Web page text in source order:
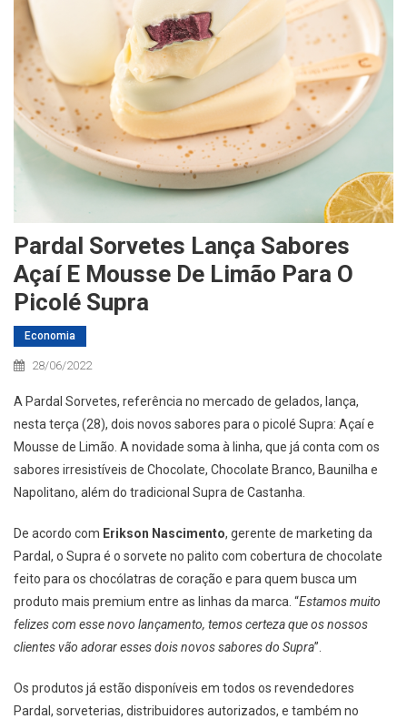
Pardal Sorvetes Lança Sabores
Açaí E Mousse De Limão Para O
Picolé Supra
Economia
28/06/2022
A Pardal Sorvetes, referência no mercado de gelados, lança,
nesta terça (28), dois novos sabores para o picolé Supra: Açaí e
Mousse de Limão. A novidade soma à linha, que já conta com os
sabores irresistíveis de Chocolate, Chocolate Branco, Baunilha e
Napolitano, além do tradicional Supra de Castanha.
De acordo com Erikson Nascimento, gerente de marketing da
Pardal, o Supra é o sorvete no palito com cobertura de chocolate
feito para os chocólatras de coração e para quem busca um
produto mais premium entre as linhas da marca. “Estamos muito
felizes com esse novo lançamento, temos certeza que os nossos
clientes vão adorar esses dois novos sabores do Supra”.
Os produtos já estão disponíveis em todos os revendedores
Pardal, sorveterias, distribuidores autorizados, e também no